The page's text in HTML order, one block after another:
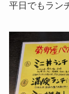
平日でもラン